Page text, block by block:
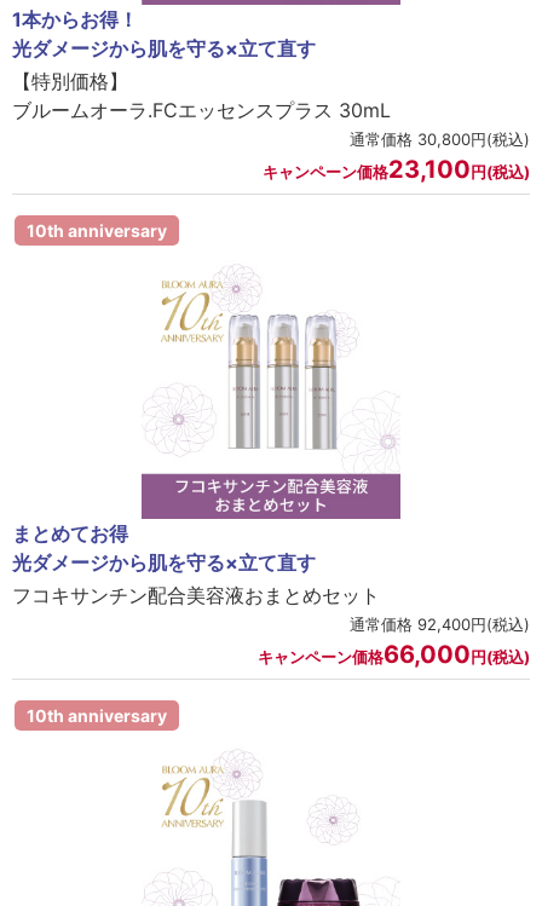
1本からお得！
光ダメージから肌を守る×立て直す
【特別価格】
ブルームオーラ.FCエッセンスプラス 30mL
通常価格 30,800円(税込)
キャンペーン価格23,100円(税込)
10th anniversary
まとめてお得
光ダメージから肌を守る×立て直す
フコキサンチン配合美容液おまとめセット
通常価格 92,400円(税込)
キャンペーン価格66,000円(税込)
10th anniversary